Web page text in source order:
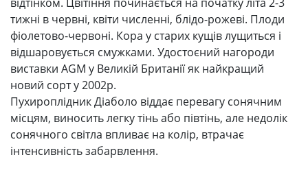
тижні в червні, квіти численні, блідо-рожеві. Плоди
фіолетово-червоні. Кора у старих кущів лущиться і
відшаровується смужками. Удостоєний нагороди
виставки AGM у Великій Британії як найкращий
новий сорт у 2002р.
Пухироплідник Діаболо віддає перевагу сонячним
місцям, виносить легку тінь або півтінь, але недолік
сонячного світла впливає на колір, втрачає
інтенсивність забарвлення.